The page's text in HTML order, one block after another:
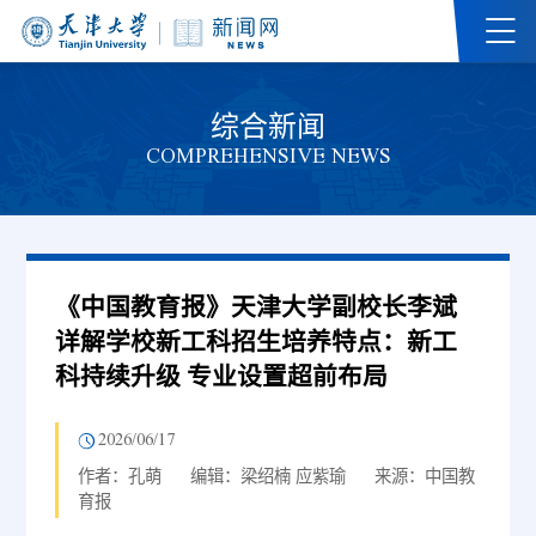
综合新闻
COMPREHENSIVE NEWS
《中国教育报》天津大学副校长李斌
详解学校新工科招生培养特点：新工
科持续升级 专业设置超前布局
2026/06/17
作者：孔萌 编辑：梁绍楠 应紫瑜
来源：中国教
育报